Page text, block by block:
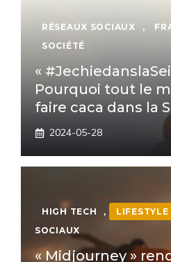
RÉSEAUX SOCIAUX ,
SOCIÉTÉ
«
Pourquoi tout le
faire caca dans la
2024-05-28
HIGH TECH , LIFESTYLE
SOCIAUX
« Midjourney »